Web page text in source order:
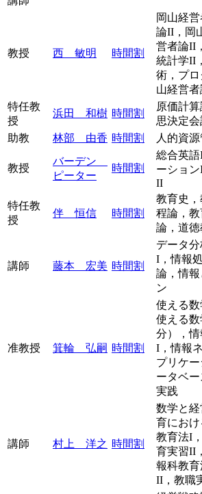
教授 西 敏明 時間割
岡山経
論II，岡
営者論II
統計学II
術，プ
山経営
特任教
授
浜田 和樹 時間割
原価計
思決定
助教
林部 由香 時間割 人的資
教授
バーデン
ピーター
時間割
総合英
ーショ
II
特任教
授
伴 恒信 時間割
教育史
程論，
論，道
講師 藤本 宏美 時間割
データ
I，情報
論，情報
ン
准教授 箕輪 弘嗣 時間割
使える数
使える
分），
I，情報
プリケ
ータベ
実践
講師 村上 洋之 時間割
数学と
育にお
教育法I
育実習II
報科教
II，教職